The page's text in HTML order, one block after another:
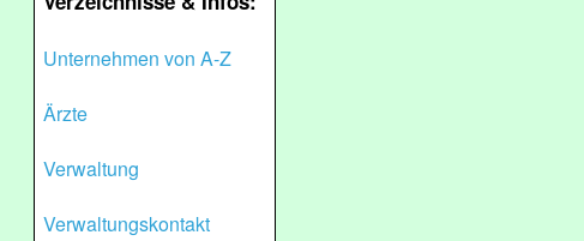
Unternehmen von A-Z
Ärzte
Verwaltung
Verwaltungskontakt